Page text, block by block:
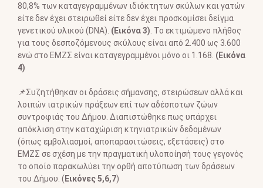
80,8% των καταγεγραμμένων ιδιόκτητων σκύλων και γατών
είτε δεν έχει στειρωθεί είτε δεν έχει προσκομίσει δείγμα
γενετικού υλικού (DNA). (Εικόνα 3) . Το εκτιμώμενο πλήθος
για τους δεσποζόμενους σκύλους είναι από 2.400 ως 3.600
ενώ στο ΕΜΖΣ είναι καταγεγραμμένοι μόνο οι 1.168. (Εικόνα
4)
📌Συζητήθηκαν οι δράσεις σήμανσης, στειρώσεων αλλά και
λοιπών ιατρικών πράξεων επί των αδέσποτων ζώων
συντροφιάς του Δήμου. Διαπιστώθηκε πως υπάρχει
απόκλιση στην καταχώριση κτηνιατρικών δεδομένων
(όπως εμβολιασμοί, αποπαρασιτώσεις, εξετάσεις) στο
ΕΜΖΣ σε σχέση με την πραγματική υλοποίησή τους γεγονός
το οποίο παρακωλύει την ορθή αποτύπωση των δράσεων
του Δήμου. ( Εικόνες 5,6,7)